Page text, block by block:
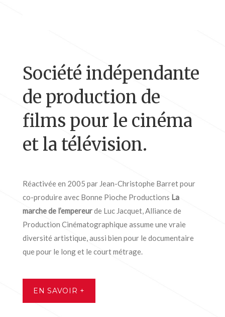
Société indépendante
de production de
films pour le cinéma
et la télévision.
Réactivée en 2005 par Jean-Christophe Barret pour
co-produire avec Bonne Pioche Productions La
marche de l’empereurde Luc Jacquet, Alliance de
Production Cinématographique assume une vraie
diversité artistique, aussi bien pour le documentaire
que pour le long et le court métrage.
EN SAVOIR +